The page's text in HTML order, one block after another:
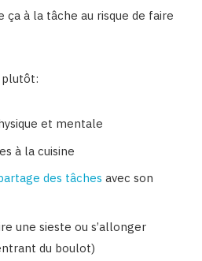
ça à la tâche au risque de faire
plutôt:
et mentale
à la cuisine
des tâches avec son
une sieste ou s’allonger
du boulot)